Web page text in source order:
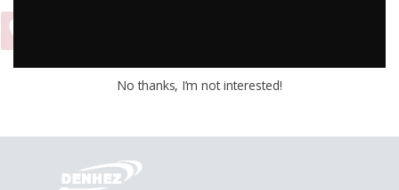
No thanks, I’m not interested!